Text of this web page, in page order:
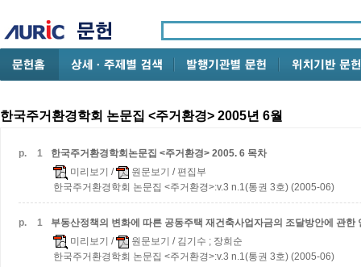
한국주거환경학회 논문집 <주거환경> 2005년 6월
p. 1
한국주거환경학회논문집 <주거환경> 2005. 6 목차
미리보기 / 원문보기 / 편집부
한국주거환경학회 논문집 <주거환경>:v.3 n.1(통권 3호) (2005-06)
p. 1
부동산정책의 변화에 따른 공동주택 재건축사업자금의 조달방안에 관한
미리보기 / 원문보기 / 김기수 ; 장희순
한국주거환경학회 논문집 <주거환경>:v.3 n.1(통권 3호) (2005-06)